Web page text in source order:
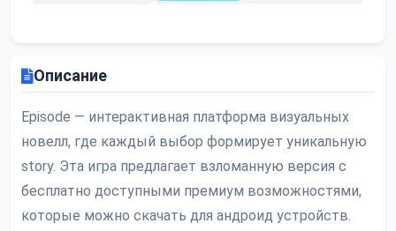
Описание
Episode — интерактивная платформа визуальных
новелл, где каждый выбор формирует уникальную
story. Эта игра предлагает взломанную версия с
бесплатно доступными премиум возможностями,
которые можно скачать для андроид устройств.